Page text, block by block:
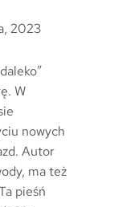
2023
W
nowych
Autor
ma też
pieśń